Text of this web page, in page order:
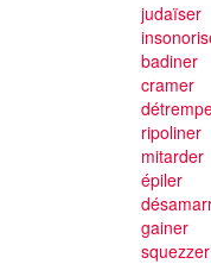
judaïser
badiner
cramer
ripoliner
mitarder
épiler
gainer
squezzer